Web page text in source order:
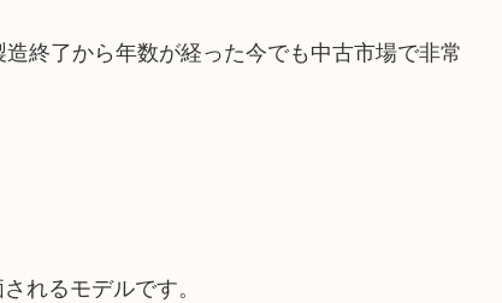
終了から年数が経った今でも中古市場で非常
れるモデルです。